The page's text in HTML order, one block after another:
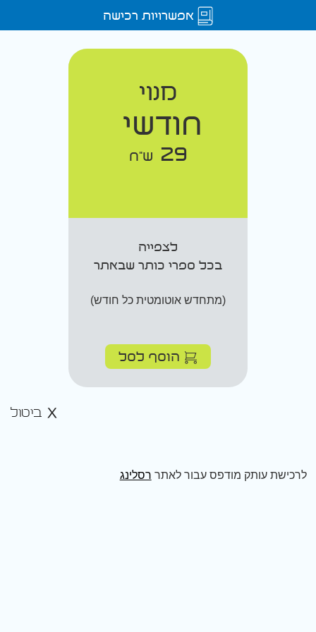
אפשרויות רכישה
מנוי
חודשי
29 ש"ח
לצפייה
בכל ספרי כותר שבאתר
(מתחדש אוטומטית כל חודש)
הוסף לסל
ביטול
לרכישת עותק מודפס עבור לאתר רסלינג